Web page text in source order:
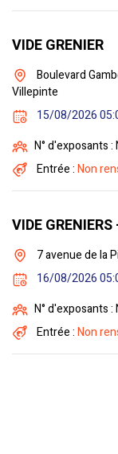
VIDE GRENIER
Boulevard
Villepinte
15/08/2026
N° d'exposants
Entrée :Non
VIDE
7 avenue de la
16/08/2026
N° d'exposants
Entrée :Non